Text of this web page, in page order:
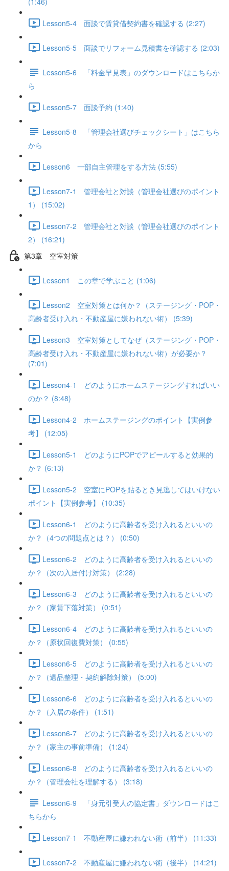
Lesson5-4 面談で賃貸借契約書を確認する (2:27)
Lesson5-5 面談でリフォーム見積書を確認する (2:03)
Lesson5-6 「料金早見表」のダウンロードはこちらか
ら
Lesson5-7 面談予約 (1:40)
Lesson5-8 「管理会社選びチェックシート」はこちら
から
Lesson6 一部自主管理をする方法 (5:55)
Lesson7-1 管理会社と対談（管理会社選びのポイント
1） (15:02)
Lesson7-2 管理会社と対談（管理会社選びのポイント
2） (16:21)
第3章 空室対策
Lesson1 この章で学ぶこと (1:06)
Lesson2 空室対策とは何か？（ステージング・POP・
高齢者受け入れ・不動産屋に嫌われない術） (5:39)
Lesson3 空室対策としてなぜ（ステージング・POP・
高齢者受け入れ・不動産屋に嫌われない術）が必要か？
(7:01)
Lesson4-1 どのようにホームステージングすればいい
のか？ (8:48)
Lesson4-2 ホームステージングのポイント【実例参
考】 (12:05)
Lesson5-1 どのようにPOPでアピールすると効果的
か？ (6:13)
Lesson5-2 空室にPOPを貼るとき見逃してはいけない
ポイント【実例参考】 (10:35)
Lesson6-1 どのように高齢者を受け入れるといいの
か？（4つの問題点とは？） (0:50)
Lesson6-2 どのように高齢者を受け入れるといいの
か？（次の入居付け対策） (2:28)
Lesson6-3 どのように高齢者を受け入れるといいの
か？（家賃下落対策） (0:51)
Lesson6-4 どのように高齢者を受け入れるといいの
か？（原状回復費対策） (0:55)
Lesson6-5 どのように高齢者を受け入れるといいの
か？（遺品整理・契約解除対策） (5:00)
Lesson6-6 どのように高齢者を受け入れるといいの
か？（入居の条件） (1:51)
Lesson6-7 どのように高齢者を受け入れるといいの
か？（家主の事前準備） (1:24)
Lesson6-8 どのように高齢者を受け入れるといいの
か？（管理会社を理解する） (3:18)
Lesson6-9 「身元引受人の協定書」ダウンロードはこ
ちらから
Lesson7-1 不動産屋に嫌われない術（前半） (11:33)
Lesson7-2 不動産屋に嫌われない術（後半） (14:21)